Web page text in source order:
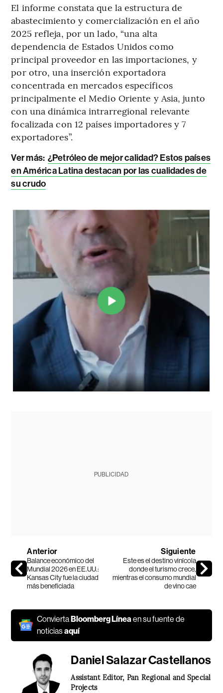
El informe constata que la estructura de
abastecimiento y comercialización en el año
2025 refleja, por un lado, “una alta
dependencia de Estados Unidos como
principal proveedor en las importaciones, y
por otro, una inserción exportadora
concentrada en mercados específicos
principalmente el Medio Oriente y Asia, junto
con una dinámica intrarregional relevante
focalizada con 12 países importadores y 7
exportadores”.
Ver más: ¿Petróleo de mejor calidad? Estos países
en América Latina destacan por las cualidades de
su crudo
PUBLICIDAD
Anterior
Balance económico del
Mundial 2026 en EE.UU.:
Kansas City fue la ciudad
más beneficiada
Siguiente
Este es el destino vinícola
donde el turismo crece,
mientras el consumo mundial
de vino cae
ConviertaBloomberg Línea en su fuente de
noticiasaquí
Daniel Salazar Castellanos
Assistant Editor, Pan Regional and Special
Projects